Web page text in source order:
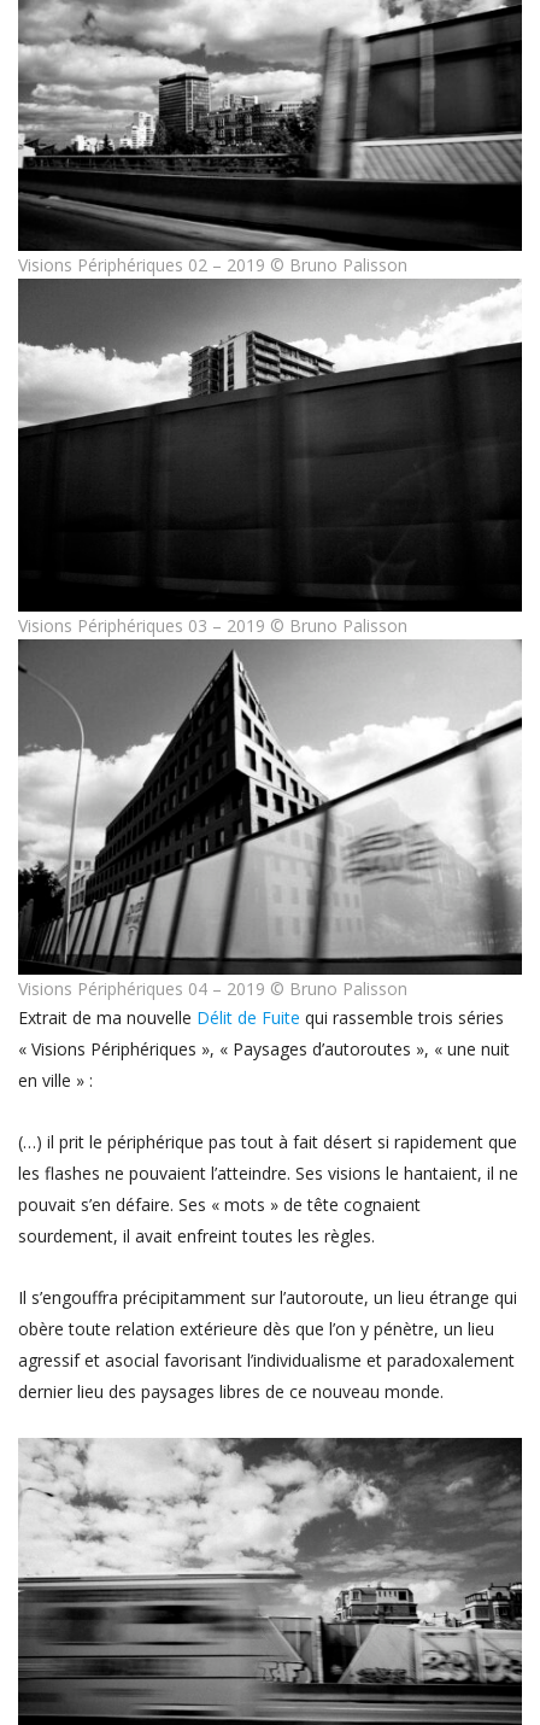
Visions Périphériques 02 – 2019 © Bruno Palisson
Visions Périphériques 03 – 2019 © Bruno Palisson
Visions Périphériques 04 – 2019 © Bruno Palisson
Extrait de ma nouvelle Délit de Fuite qui rassemble trois séries
« Visions Périphériques », « Paysages d’autoroutes », « une nuit
en ville » :
(…) il prit le périphérique pas tout à fait désert si rapidement que
les flashes ne pouvaient l’atteindre. Ses visions le hantaient, il ne
pouvait s’en défaire. Ses « mots » de tête cognaient
sourdement, il avait enfreint toutes les règles.
Il s’engouffra précipitamment sur l’autoroute, un lieu étrange qui
obère toute relation extérieure dès que l’on y pénètre, un lieu
agressif et asocial favorisant l’individualisme et paradoxalement
dernier lieu des paysages libres de ce nouveau monde.